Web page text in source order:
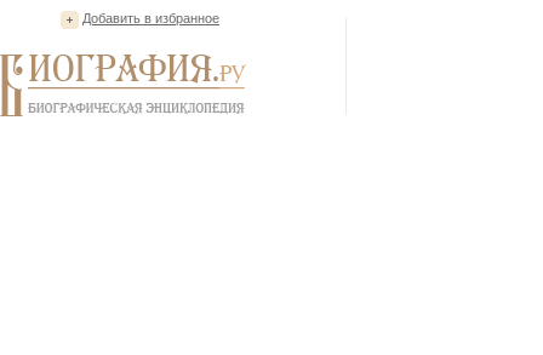
Добавить в избранное